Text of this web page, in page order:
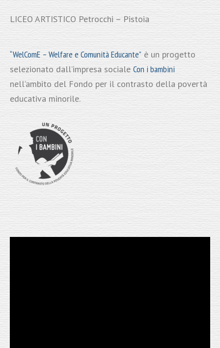
LICEO ARTISTICO Petrocchi – Pistoia
“WelComE – Welfare e Comunità Educante”è un progetto
selezionato dall’impresa socialeCon i bambini
nell’ambito del Fondo per il contrasto della povertà
educativa minorile.